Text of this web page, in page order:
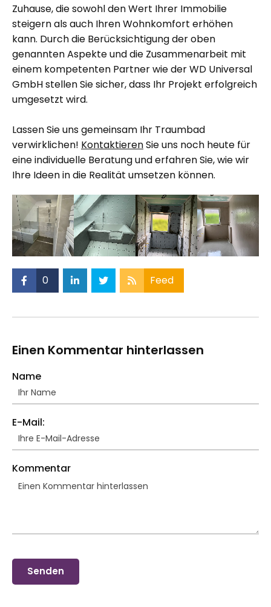
Zuhause, die sowohl den Wert Ihrer Immobilie
steigern als auch Ihren Wohnkomfort erhöhen
kann. Durch die Berücksichtigung der oben
genannten Aspekte und die Zusammenarbeit mit
einem kompetenten Partner wie derWD Universal
GmbHstellen Sie sicher, dass Ihr Projekt erfolgreich
umgesetzt wird.
Lassen Sie uns gemeinsam Ihr Traumbad
verwirklichen! KontaktierenSie uns noch heute für
eine individuelle Beratung und erfahren Sie, wie wir
Ihre Ideen in die Realität umsetzen können.
0 Feed
Einen Kommentar hinterlassen
Name
E-Mail:
Kommentar